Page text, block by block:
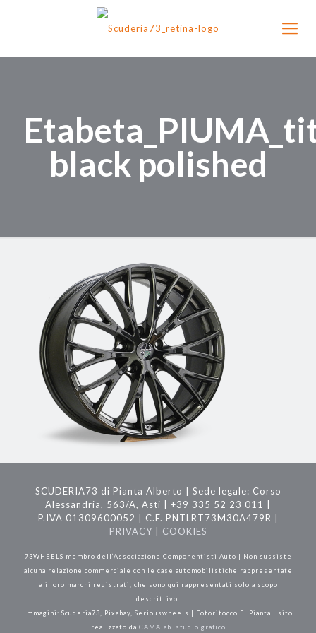
black polished
SCUDERIA73 di Pianta Alberto | Sede legale: Corso
Alessandria, 563/A, Asti | +39 335 52 23 011 |
P.IVA 01309600052 | C.F. PNTLRT73M30A479R |
PRIVACY
COOKIES
73WHEELS membro dell’Associazione Componentisti Auto | Non sussiste
alcuna relazione commerciale con le case automobilistiche rappresentate
e i loro marchi registrati, che sono qui rappresentati solo a scopo
descrittivo.
Immagini: Scuderia73, Pixabay, Seriouswheels | Fotoritocco E. Pianta | sito
realizzato da CAMAlab. studio grafico